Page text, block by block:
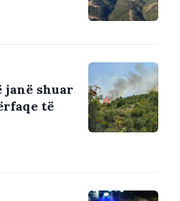
janë shuar
të